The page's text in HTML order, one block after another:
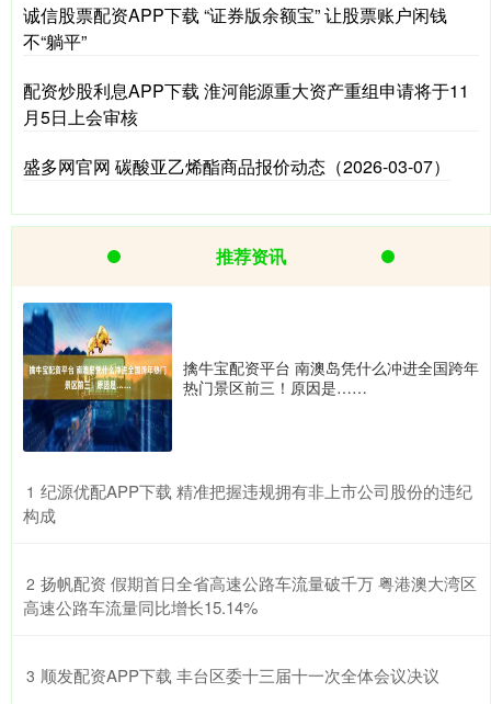
诚信股票配资APP下载 “证券版余额宝” 让股票账户闲钱
不“躺平”
配资炒股利息APP下载 淮河能源重大资产重组申请将于11
月5日上会审核
盛多网官网 碳酸亚乙烯酯商品报价动态（2026-03-07）
推荐资讯
擒牛宝配资平台 南澳岛凭什么冲进全国跨年
热门景区前三！原因是……
1 ​纪源优配APP下载 精准把握违规拥有非上市公司股份的违纪
构成
2 ​扬帆配资 假期首日全省高速公路车流量破千万 粤港澳大湾区
高速公路车流量同比增长15.14%
3 ​顺发配资APP下载 丰台区委十三届十一次全体会议决议